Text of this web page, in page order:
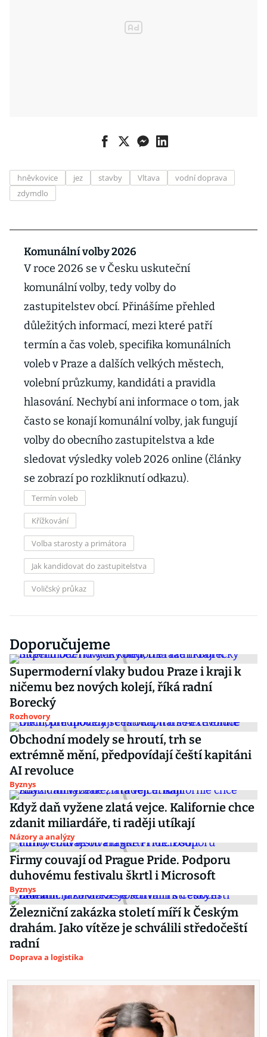
hněvkovice jez stavby Vltava
vodní doprava
zdymdlo
Komunální volby 2026
V roce 2026 se v Česku uskuteční
komunální volby, tedy volby do
zastupitelstev obcí. Přinášíme přehled
důležitých informací, mezi které patří
termín a čas voleb, specifika komunálních
voleb v Praze a dalších velkých městech,
volební průzkumy, kandidáti a pravidla
hlasování. Nechybí ani informace o tom, jak
často se konají komunální volby, jak fungují
volby do obecního zastupitelstva a kde
sledovat výsledky voleb 2026 online (články
se zobrazí po rozkliknutí odkazu).
Termín voleb
Křížkování
Volba starosty a primátora
Jak kandidovat do zastupitelstva
Voličský průkaz
Doporučujeme
Supermoderní vlaky budou Praze i kraji k
ničemu bez nových kolejí, říká radní
Borecký
Rozhovory
Obchodní modely se hroutí, trh se
extrémně mění, předpovídají čeští kapitáni
AI revoluce
Byznys
Když daň vyžene zlatá vejce. Kalifornie chce
zdanit miliardáře, ti raději utíkají
Názory a analýzy
Firmy couvají od Prague Pride. Podporu
duhovému festivalu škrtl i Microsoft
Byznys
Železniční zakázka století míří k Českým
drahám. Jako vítěze je schválili středočeští
radní
Doprava a logistika